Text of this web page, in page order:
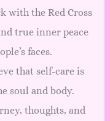
with the Red Cross
true inner peace
faces.
that self-care is
soul and body.
thoughts, and